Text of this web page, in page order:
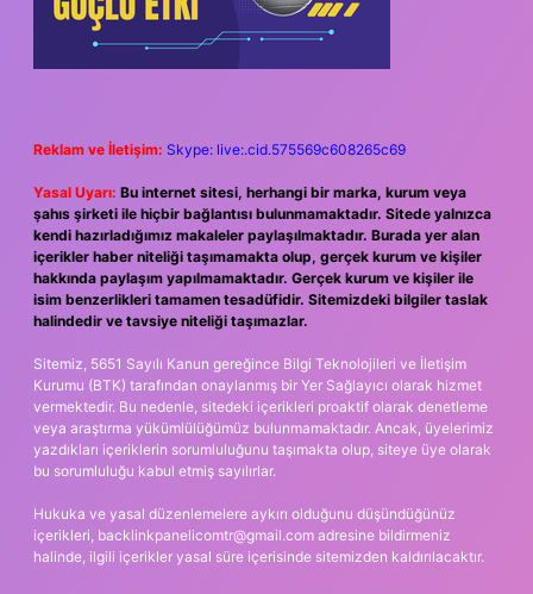
Reklam ve İletişim: Skype: live:.cid.575569c608265c69
Yasal Uyarı: Bu internet sitesi, herhangi bir marka, kurum veya
şahıs şirketi ile hiçbir bağlantısı bulunmamaktadır. Sitede yalnızca
kendi hazırladığımız makaleler paylaşılmaktadır. Burada yer alan
içerikler haber niteliği taşımamakta olup, gerçek kurum ve kişiler
hakkında paylaşım yapılmamaktadır. Gerçek kurum ve kişiler ile
isim benzerlikleri tamamen tesadüfidir. Sitemizdeki bilgiler taslak
halindedir ve tavsiye niteliği taşımazlar.
Sitemiz, 5651 Sayılı Kanun gereğince Bilgi Teknolojileri ve İletişim
Kurumu (BTK) tarafından onaylanmış bir Yer Sağlayıcı olarak hizmet
vermektedir. Bu nedenle, sitedeki içerikleri proaktif olarak denetleme
veya araştırma yükümlülüğümüz bulunmamaktadır. Ancak, üyelerimiz
yazdıkları içeriklerin sorumluluğunu taşımakta olup, siteye üye olarak
bu sorumluluğu kabul etmiş sayılırlar.
Hukuka ve yasal düzenlemelere aykırı olduğunu düşündüğünüz
içerikleri, backlinkpanelicomtr@gmail.com adresine bildirmeniz
halinde, ilgili içerikler yasal süre içerisinde sitemizden kaldırılacaktır.